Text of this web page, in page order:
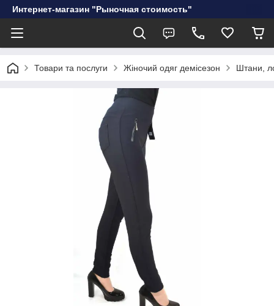
Интернет-магазин "Рыночная стоимость"
Товари та послуги Жіночий одяг демісезон Штани,